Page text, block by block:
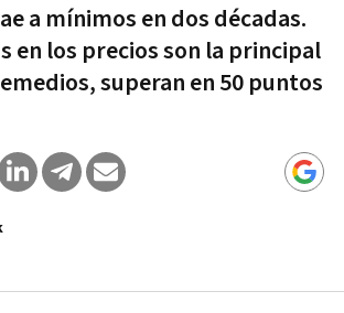
a mínimos en dos décadas.
en los precios son la principal
superan en 50 puntos